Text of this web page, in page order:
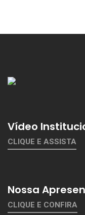
Vídeo
CLIQUE E ASSISTA
Nossa
CLIQUE E CONFIRA